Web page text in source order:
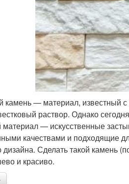
камень — материал, известный
раствор. Однако
— искусственные
качествами и подходящие
Сделать такой камень
и красиво.